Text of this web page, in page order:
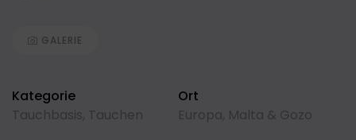
GALERIE
Kategorie
Tauchbasis, Tauchen
Ort
Europa, Malta & Gozo